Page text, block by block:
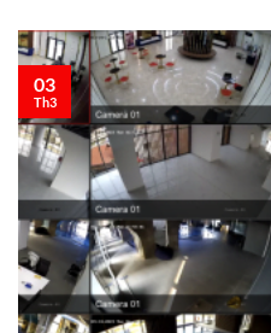
03
Th3